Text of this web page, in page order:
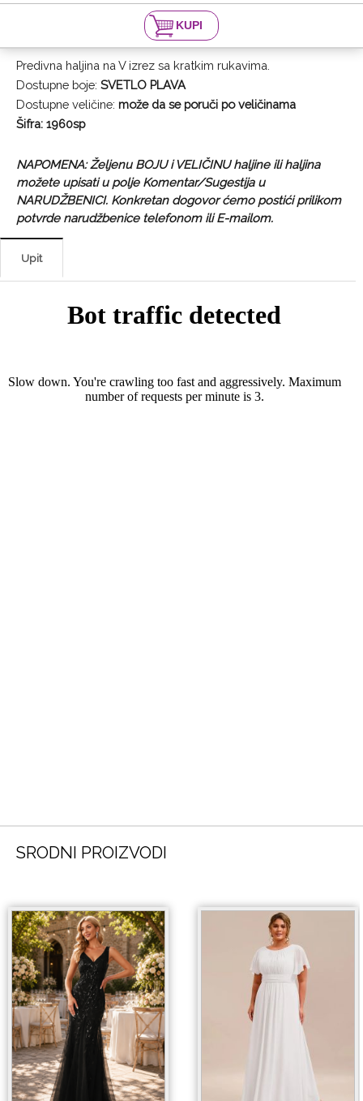
Predivna haljina na V izrez sa kratkim rukavima.
Dostupne boje: SVETLO PLAVA
Dostupne veličine: može da se poruči po veličinama
Šifra: 1960sp
NAPOMENA: Željenu BOJU i VELIČINU haljine ili haljina
možete upisati u polje Komentar/Sugestija u
NARUDŽBENICI. Konkretan dogovor ćemo postići prilikom
potvrde narudžbenice telefonom ili E-mailom.
Upit
SRODNI PROIZVODI